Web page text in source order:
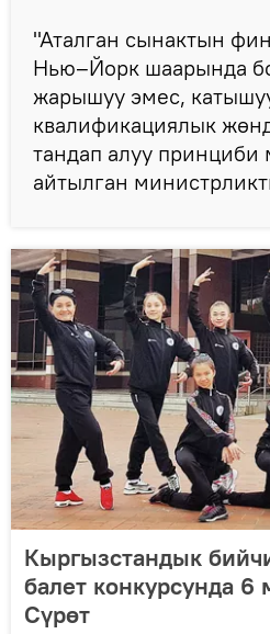
"Аталган сынактын
Нью–Йорк шаарында
жарышуу эмес,
квалификациялык
тандап алуу
айтылган
Кыргызстандык
балет конкурсунда
Сүрөт